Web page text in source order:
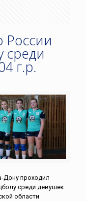
России
среди
г.р.
Дону проходил
среди девушек
области